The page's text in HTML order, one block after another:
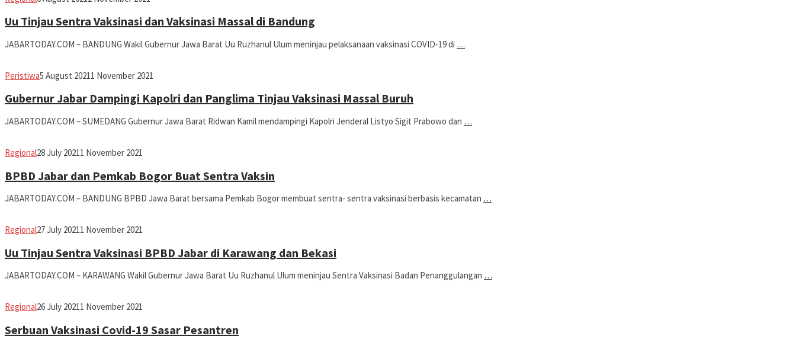
Uu Tinjau Sentra Vaksinasi dan Vaksinasi Massal di Bandung
JABARTODAY.COM – BANDUNG Wakil Gubernur Jawa Barat Uu Ruzhanul Ulum meninjau pelaksanaan vaksinasi COVID-19 di …
PeristiwaAvila
5 August 20211 November 2021
Gubernur Jabar Dampingi Kapolri dan Panglima Tinjau Vaksinasi Massal Buruh
JABARTODAY.COM – SUMEDANG Gubernur Jawa Barat Ridwan Kamil mendampingi Kapolri Jenderal Listyo Sigit Prabowo dan …
RegionalAvila
28 July 20211 November 2021
BPBD Jabar dan Pemkab Bogor Buat Sentra Vaksin
JABARTODAY.COM – BANDUNG BPBD Jawa Barat bersama Pemkab Bogor membuat sentra- sentra vaksinasi berbasis kecamatan …
RegionalAvila
27 July 20211 November 2021
Uu Tinjau Sentra Vaksinasi BPBD Jabar di Karawang dan Bekasi
JABARTODAY.COM – KARAWANG Wakil Gubernur Jawa Barat Uu Ruzhanul Ulum meninjau Sentra Vaksinasi Badan Penanggulangan …
RegionalAvila
26 July 20211 November 2021
Serbuan Vaksinasi Covid-19 Sasar Pesantren